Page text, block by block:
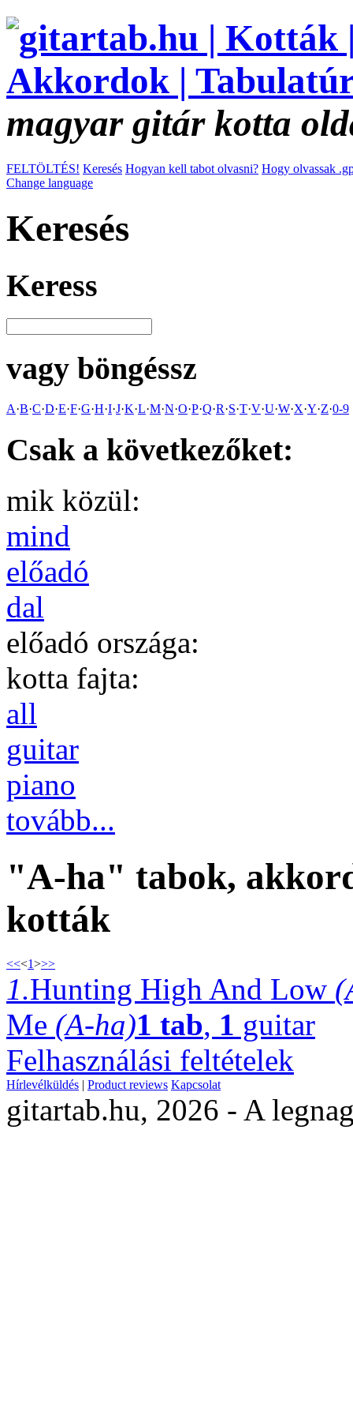
magyar gitár kotta
FELTÖLTÉS! Keresés Hogyan kell tabot olvasni? Hogy olvassak
Change language
Keresés
Keress
vagy böngéssz
A·B·C·D·E·F·G·H·I·J·K·L·M·N·O·P·Q·R·S·T·V·U·W·X·Y·Z·0-9
Csak a következőket:
mik közül:
mind
előadó
dal
előadó országa:
kotta fajta:
all
guitar
piano
tovább...
"A-ha" tabok,
kották
<<<1>>>
1.Hunting High And Low
Me (A-ha)1 tab, 1 guitar
Felhasználási feltételek
Hírlevélküldés | Product reviews Kapcsolat
gitartab.hu, 2026 - A